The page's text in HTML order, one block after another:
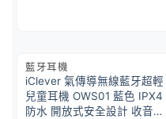
藍牙耳機
iClever 氣傳導無線藍牙超輕
兒童耳機 OWS01 藍色 IPX4
防水 開放式安全設計 收音咪